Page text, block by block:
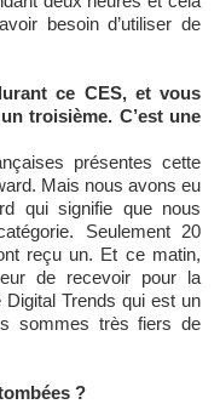
besoin d’utiliser de
ce CES, et vous
troisième. C’est une
présentes cette
Mais nous avons eu
qui signifie que nous
Seulement 20
reçu un. Et ce matin,
de recevoir pour la
Trends qui est un
sommes très fiers de
?